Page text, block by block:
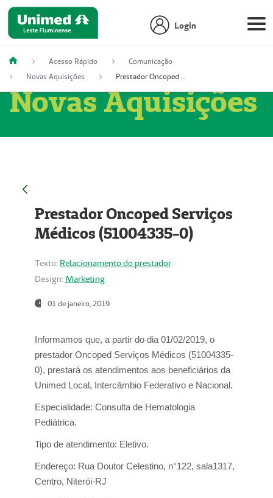
Login
Acesso Rápido
Comunicação
Novas Aquisições
Prestador Oncoped Serviços Médicos (51004335-0)
Novas Aquisições
Prestador Oncoped Serviços
Médicos (51004335-0)
Texto: Relacionamento do prestador
Design: Marketing
01 de janeiro, 2019
Informamos que, a partir do dia 01/02/2019, o
prestador Oncoped Serviços Médicos (51004335-
0), prestará os atendimentos aos beneficiários da
Unimed Local, Intercâmbio Federativo e Nacional.
Especialidade: Consulta de Hematologia
Pediátrica.
Tipo de atendimento: Eletivo.
Endereço: Rua Doutor Celestino, n°122, sala1317,
Centro, Niterói-RJ